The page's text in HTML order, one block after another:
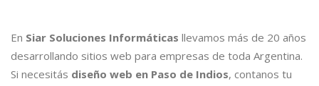
En Siar Soluciones Informáticas llevamos más de 20 años
desarrollando sitios web para empresas de toda Argentina.
Si necesitás diseño web en Paso de Indios, contanos tu